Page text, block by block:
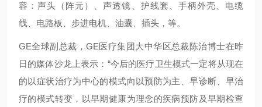
容：声头（阵元）、声透镜、护线套、手柄外壳、电缆
线、电路板、步进电机、油囊、插头，等。
GE全球副总裁，GE医疗集团大中华区总裁陈治博士在昨
日的媒体沙龙上表示：“今后的医疗卫生模式一定将从现在
的以症状治疗为中心的模式向以预防为主、早诊断、早治
疗的模式转变，以早期健康为理念的疾病预防及早期检查